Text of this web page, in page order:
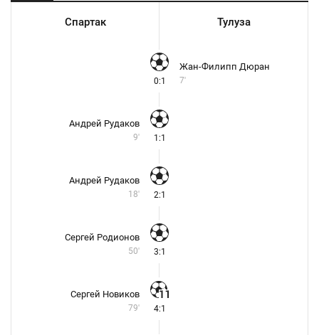
Спартак Тулуза
0:1
Жан-Филипп Дюран
7'
Андрей Рудаков
9' 1:1
Андрей Рудаков
18' 2:1
Сергей Родионов
50' 3:1
Сергей Новиков
79' 4:1